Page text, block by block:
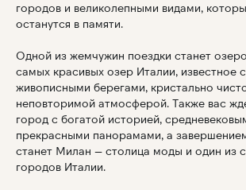
городов и великолепными видами,
останутся в памяти.
Одной из жемчужин поездки станет
самых красивых озер Италии, известное
живописными берегами, кристально
неповторимой атмосферой. Также вас
город с богатой историей,
прекрасными панорамами, а
станет Милан — столица моды и один из
городов Италии.